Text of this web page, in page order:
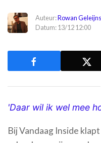
Auteur:Rowan
Datum: 13/12 12:00
'Daar wil ik wel mee
Bij Vandaag Inside